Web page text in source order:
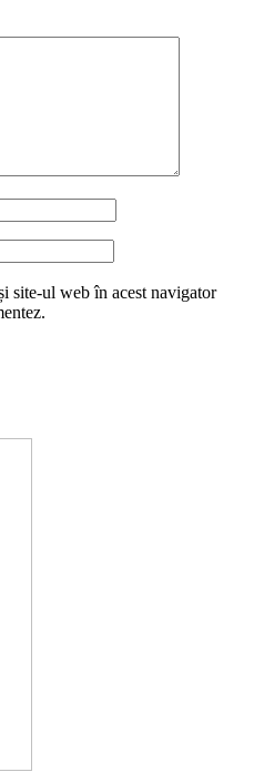
site-ul web în acest navigator